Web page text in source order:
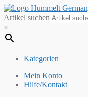
Artikel suchen
×
Kategorien
Mein Konto
Hilfe/Kontakt